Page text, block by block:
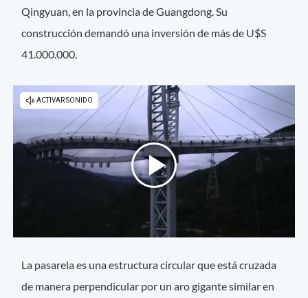
Qingyuan, en la provincia de Guangdong. Su
construcción demandó una inversión de más de U$S
41.000.000.
La pasarela es una estructura circular que está cruzada
de manera perpendicular por un aro gigante similar en